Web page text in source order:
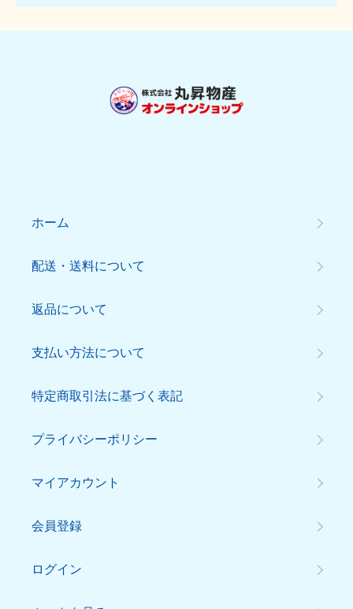
ホーム
配送・送料について
返品について
支払い方法について
特定商取引法に基づく表記
プライバシーポリシー
マイアカウント
会員登録
ログイン